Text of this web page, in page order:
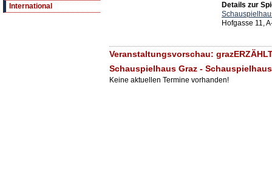
International
Details zur
Hofgasse 11,
Veranstaltungsvorschau:
Schauspielhaus Graz - Schauspielhaus
Keine aktuellen Termine vorhanden!